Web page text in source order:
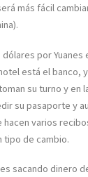
más fácil
dólares por Yuanes
está el banco,
su turno y en
su pasaporte y
hacen varios
tipo de cambio.
sacando dinero